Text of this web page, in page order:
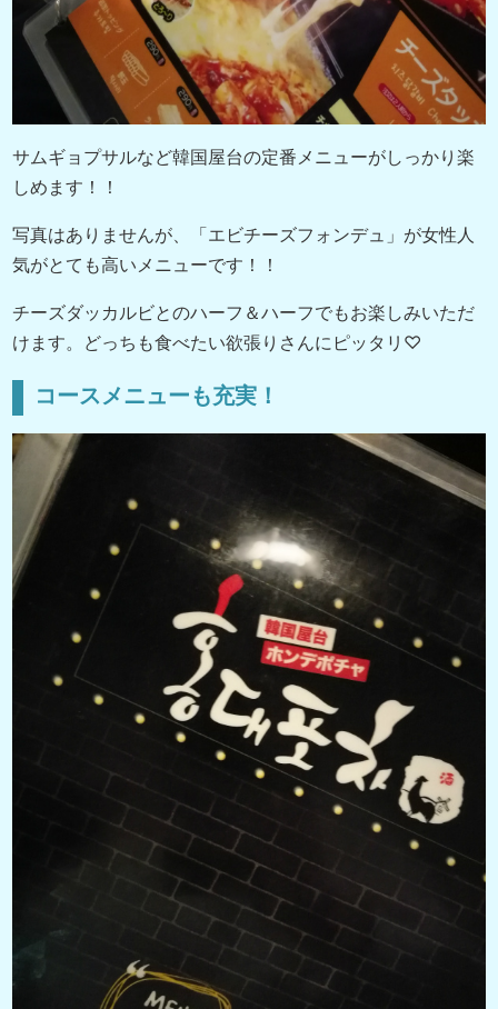
サムギョプサルなど韓国屋台の定番メニューがしっかり楽
しめます！！
写真はありませんが、「エビチーズフォンデュ」が女性人
気がとても高いメニューです！！
チーズダッカルビとのハーフ＆ハーフでもお楽しみいただ
けます。どっちも食べたい欲張りさんにピッタリ♡
コースメニューも充実！